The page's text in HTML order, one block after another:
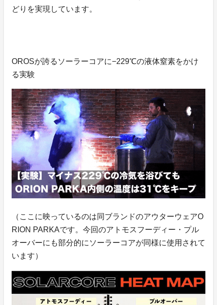
どりを実現しています。
OROSが誇るソーラーコアに−229℃の液体窒素をかけ
る実験
（ここに映っているのは同ブランドのアウターウェアO
RION PARKAです。今回のアトモスフーディー・プル
オーバーにも部分的にソーラーコアが同様に使用されて
います）